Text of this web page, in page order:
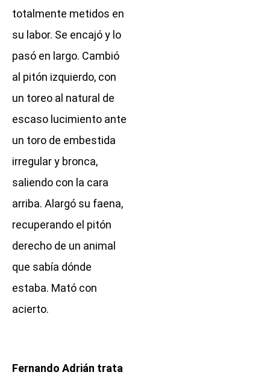
totalmente metidos en
su labor. Se encajó y lo
pasó en largo. Cambió
al pitón izquierdo, con
un toreo al natural de
escaso lucimiento ante
un toro de embestida
irregular y bronca,
saliendo con la cara
arriba. Alargó su faena,
recuperando el pitón
derecho de un animal
que sabía dónde
estaba. Mató con
acierto.
Fernando Adrián trata